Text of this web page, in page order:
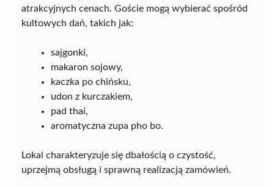
atrakcyjnych cenach. Goście mogą wybierać spośród
kultowych dań, takich jak:
sajgonki,
makaron sojowy,
kaczka po chińsku,
udon z kurczakiem,
pad thai,
aromatyczna zupa pho bo.
Lokal charakteryzuje się dbałością o czystość,
uprzejmą obsługą i sprawną realizacją zamówień.